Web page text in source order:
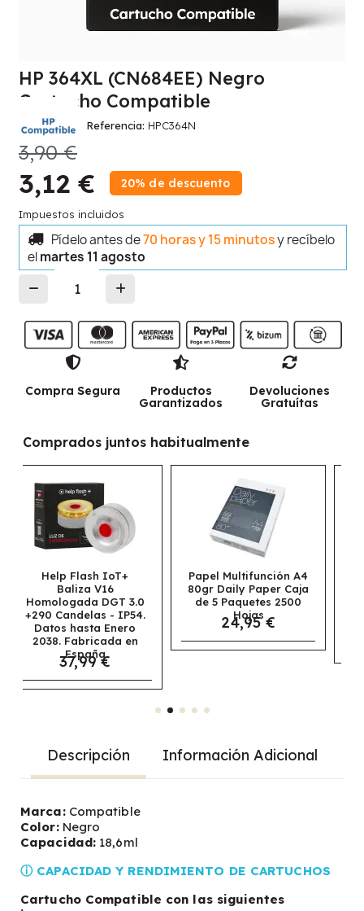
HP 364XL (CN684EE) Negro
Cartucho Compatible
Referencia HPC364N
3,90 €
3,12 € 20% de descuento
Impuestos incluidos
Pídelo antes de70 horas y 15 minutosy recíbelo
elmartes 11 agosto
Compra Segura
Productos
Garantizados
Devoluciones
Gratuítas
Comprados juntos habitualmente
Papel Multifunción A4
80gr Daily Paper Caja
de 5 Paquetes 2500
Hojas
24,95 €
Papel Navigator
Universal
Multifunción A3 80gr
Caja de 5 Paquetes
2500 Hojas
69,95 €
Descripción Información Adicional
Marca:Compatible
Color:Negro
Capacidad: 18,6ml
ⓘ CAPACIDAD Y RENDIMIENTO DE CARTUCHOS
Cartucho Compatible con las siguientes